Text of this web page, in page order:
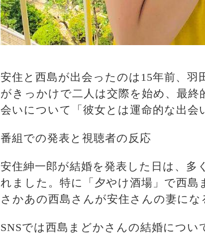
安住と西島が出会ったのは15年前、
がきっかけで二人は交際を始め、最
会いについて「彼女とは運命的な出会
番組での発表と視聴者の反応
安住紳一郎が結婚を発表した日は、多
れました。特に「夕やけ酒場」で西
さかあの西島さんが安住さんの妻に
SNSでは西島まどかさんの結婚につ